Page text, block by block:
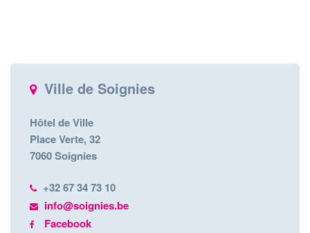
Ville de Soignies
Hôtel de Ville
Place Verte, 32
7060 Soignies
+32 67 34 73 10
info@soignies.be
Facebook